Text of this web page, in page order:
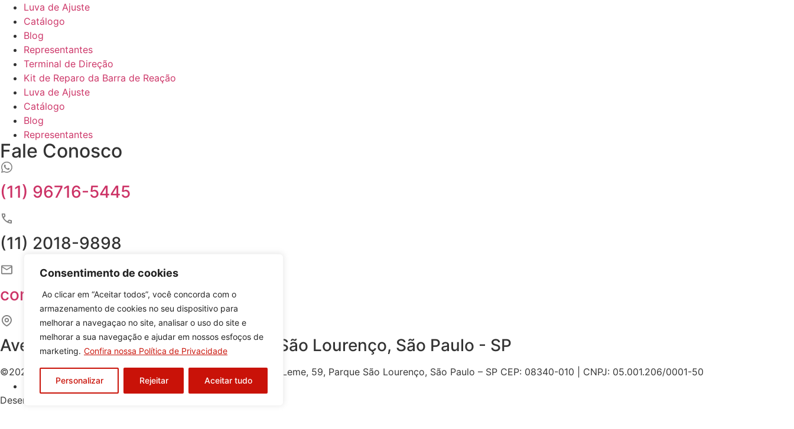
Consentimento de cookies
Ao clicar em “Aceitar todos”, você concorda com o
armazenamento de cookies no seu dispositivo para
melhorar a navegaçao no site, analisar o uso do site e
melhorar a sua navegação e ajudar em nossos esfoços de
marketing. Confira nossa Política de Privacidade
Personalizar Rejeitar Aceitar tudo
Luva de Ajuste
Catálogo
Blog
Representantes
Terminal de Direção
Kit de Reparo da Barra de Reação
Luva de Ajuste
Catálogo
Blog
Representantes
Fale Conosco
(11) 96716-5445
(11) 2018-9898
comercial@attow.com.br
Avenida Forte do Leme, 59, Parque São Lourenço, São Paulo - SP
©2026 Attow – Todos Direitos Reservados | Avenida Forte do Leme, 59, Parque São Lourenço, São Paulo – SP CEP: 08340-010 | CNPJ: 05.001.206/0001-50
Política de Privacidade
Desenvolvido por